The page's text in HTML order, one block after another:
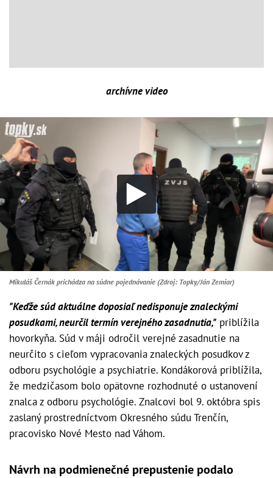
archívne video
Mikuláš Černák prichádza na súdne pojednávanie (Zdroj: Topky/Ján Zemiar)
"Keďže súd aktuálne doposiaľ nedisponuje znaleckými
posudkami, neurčil termín verejného zasadnutia," priblížila
hovorkyňa. Súd v máji odročil verejné zasadnutie na
neurčito s cieľom vypracovania znaleckých posudkov z
odboru psychológie a psychiatrie. Kondákorová priblížila,
že medzičasom bolo opätovne rozhodnuté o ustanovení
znalca z odboru psychológie. Znalcovi bol 9. októbra spis
zaslaný prostredníctvom Okresného súdu Trenčín,
pracovisko Nové Mesto nad Váhom.
Návrh na podmienečné prepustenie podalo